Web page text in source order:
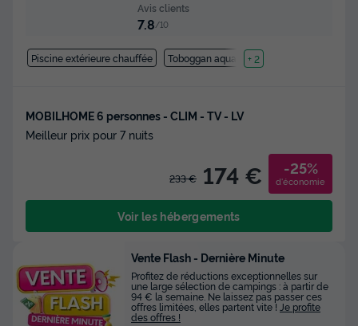
Avis clients
7.8/10
Piscine extérieure chauffée Toboggan aquatique
+ 2
MOBILHOME 6 personnes - CLIM - TV - LV
Meilleur prix pour 7 nuits
233 € 174 € -25%
d'économie
Voir les hébergements
Vente Flash - Dernière Minute
Profitez de réductions exceptionnelles sur
une large sélection de campings : à partir de
94 € la semaine. Ne laissez pas passer ces
offres limitées, elles partent vite ! Je profite
des offres !